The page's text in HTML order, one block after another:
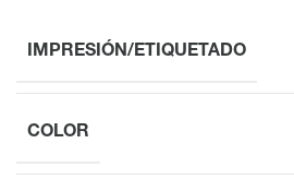
IMPRESIÓN/ETIQUETADO
COLOR